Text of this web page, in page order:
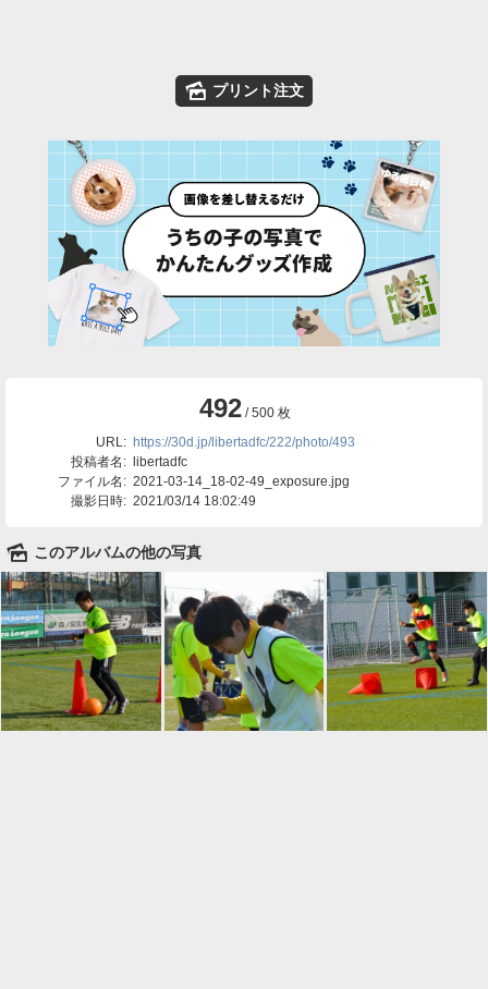
🌄 プリント注文
492/ 500 枚
URL: https://30d.jp/libertadfc/222/photo/493
投稿者名: libertadfc
ファイル名: 2021-03-14_18-02-49_exposure.jpg
撮影日時: 2021/03/14 18:02:49
🌄 このアルバムの他の写真